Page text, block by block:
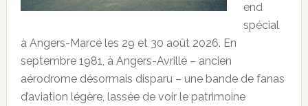
end
spécial
à Angers-Marcé les 29 et 30 août 2026. En
septembre 1981, à Angers-Avrillé – ancien
aérodrome désormais disparu – une bande de fanas
d’aviation légère, lassée de voir le patrimoine